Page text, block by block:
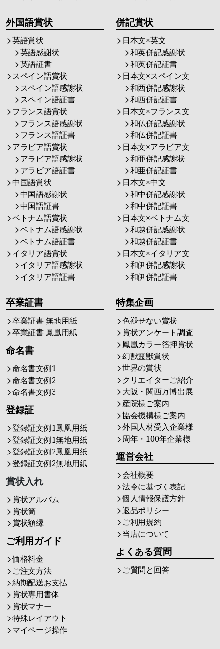
外国語賞状
英語賞状
英語感謝状
英語証書
スペイン語賞状
スペイン語感謝状
スペイン語証書
フランス語賞状
フランス語感謝状
フランス語証書
アラビア語賞状
アラビア語感謝状
アラビア語証書
中国語賞状
中国語感謝状
中国語証書
ベトナム語賞状
ベトナム語感謝状
ベトナム語証書
イタリア語賞状
イタリア語感謝状
イタリア語証書
併記賞状
日本文×英文
和英併記感謝状
和英併記証書
日本文×スペイン文
和西併記感謝状
和西併記証書
日本文×フランス文
和仏併記感謝状
和仏併記証書
日本文×アラビア文
和亜併記感謝状
和亜併記証書
日本文×中文
和中併記感謝状
和中併記証書
日本文×ベトナム文
和越併記感謝状
和越併記証書
日本文×イタリア文
和伊併記感謝状
和伊併記証書
卒業証書
卒業証書 無地用紙
卒業証書 鳳凰用紙
命名書
命名書文例1
命名書文例2
命名書文例3
登録証
登録証文例1鳳凰用紙
登録証文例1無地用紙
登録証文例2鳳凰用紙
登録証文例2無地用紙
賞状入れ
賞状アルバム
賞状筒
賞状額縁
ご利用ガイド
価格料金
ご注文方法
納期配送お支払
賞状専用書体
賞状マナー
特殊レイアウト
マイページ操作
特集企画
色褪せない賞状
賞状アンケート調査
鳳凰カラー箔押賞状
幻獣霊獣賞状
世界の賞状
クリエイターご紹介
大阪・関西万博出展
産院様ご案内
協会機構様ご案内
外国人材受入企業様
周年・100年企業様
運営会社
会社概要
法令に基づく表記
個人情報保護方針
返品ポリシー
ご利用規約
当店について
よくある質問
ご質問と回答